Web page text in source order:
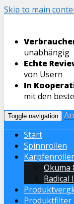
Skip to main
unabhängig
Echte
von Usern
In
mit den
Toggle navigation
Start
Spinnrollen
Okuma
Radical
Produktfilter